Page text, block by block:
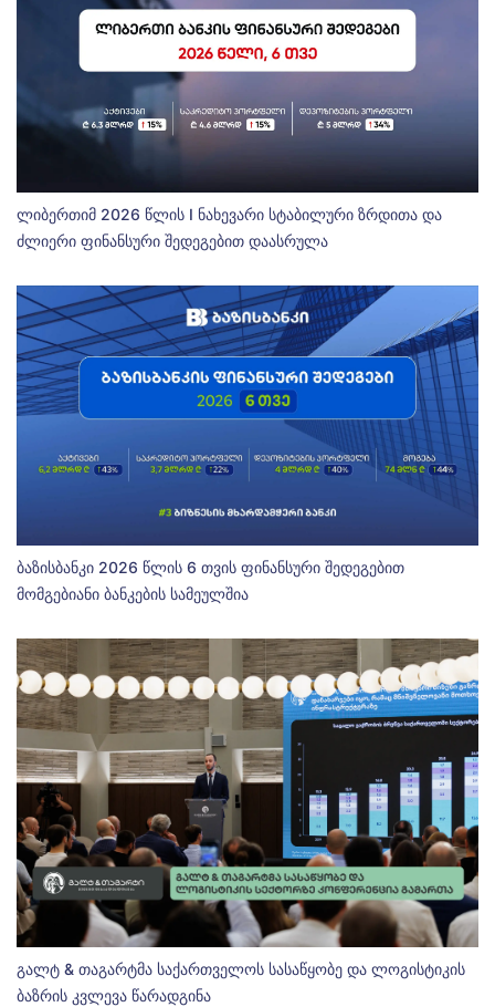
ლიბერთიმ 2026 წლის I ნახევარი სტაბილური ზრდითა და
ძლიერი ფინანსური შედეგებით დაასრულა
ბაზისბანკი 2026 წლის 6 თვის ფინანსური შედეგებით
მომგებიანი ბანკების სამეულშია
გალტ & თაგარტმა საქართველოს სასაწყობე და ლოგისტიკის
ბაზრის კვლევა წარადგინა